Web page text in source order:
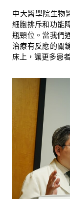
中大醫學院生物
細胞排斥和功能
瓶頸位。當我們
治療有反應的關
床上，讓更多患